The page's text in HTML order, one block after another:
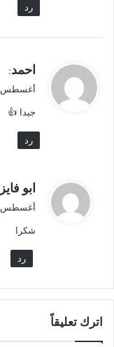
رد
ي
ق
ل
احمد:
أغسطس 25, 2024 الساعة 2:28 ص
جيدا 👍
رد
ي
ق
ل
ابو فايز
أغسطس 25, 2024 الساعة 2:39 ص
شكرا
رد
اترك تعليقاً